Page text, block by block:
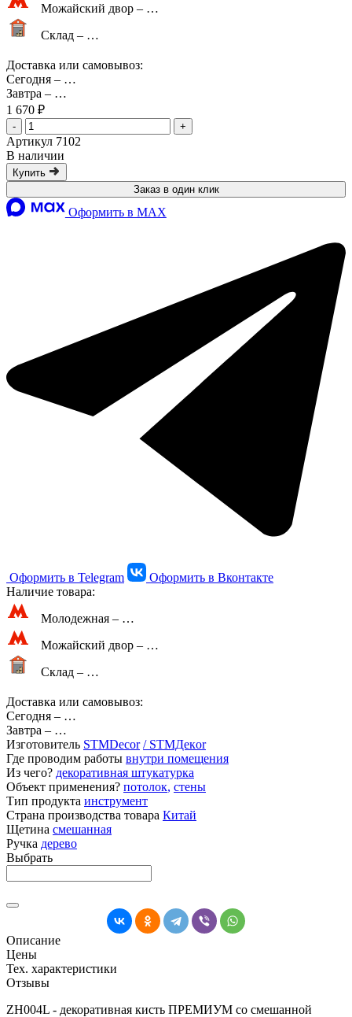
Можайский двор – …
Склад – …
Доставка или самовывоз:
Сегодня – …
Завтра – …
1 670 ₽
- +
Артикул 7102
В наличии
Купить
Заказ в один клик
Оформить в MAX
Оформить в Telegram
Оформить в Вконтакте
Наличие товара:
Молодежная – …
Можайский двор – …
Склад – …
Доставка или самовывоз:
Сегодня – …
Завтра – …
Изготовитель STMDecor / STMДекor
Где проводим работы внутри помещения
Из чего? декоративная штукатурка
Объект применения? потолок, стены
Тип продукта инструмент
Страна производства товара Китай
Щетина смешанная
Ручка дерево
Выбрать
Описание
Цены
Тех. характеристики
Отзывы
ZH004L - декоративная кисть ПРЕМИУМ со смешанной